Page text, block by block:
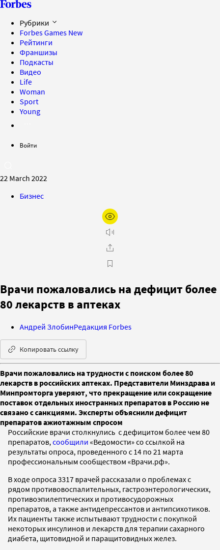
Рубрики
Forbes Games New
Рейтинги
Франшизы
Подкасты
Видео
Life
Woman
Sport
Young
Войти
22 March 2022
Бизнес
Врачи пожаловались на дефицит более
80 лекарств в аптеках
Андрей ЗлобинРедакция Forbes
Копировать ссылку
Врачи пожаловались на трудности с поиском более 80
лекарств в российских аптеках. Представители Минздрава и
Минпромторга уверяют, что прекращение или сокращение
поставок отдельных иностранных препаратов в Россию не
связано с санкциями. Эксперты объяснили дефицит
препаратов ажиотажным спросом
Российские врачи столкнулись с дефицитом более чем 80
препаратов, сообщили «Ведомости» со ссылкой на
результаты опроса, проведенного с 14 по 21 марта
профессиональным сообществом «Врачи.рф».
В ходе опроса 3317 врачей рассказали о проблемах с
рядом противовоспалительных, гастроэнтерологических,
противоэпилептических и противосудорожных
препаратов, а также антидепрессантов и антипсихотиков.
Их пациенты также испытывают трудности с покупкой
некоторых инсулинов и лекарств для терапии сахарного
диабета, щитовидной и паращитовидных желез.